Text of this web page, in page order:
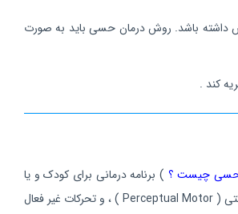
داشته باشد. روش درمان حسی باید به صورت
حسی چیست ؟ ) برنامه درمانی برای کودک و یا
بزرگسال مشخص می شود ، درمان ها برای بزرگسال و کودکان تا حدی تفاوت دارد، در بزرگسالان بیشتر استفاده از اتاق های چند حسی و ماساژ می باشد ولی در کودکان تمرینات درکی - حرکتی ( Perceptual Motor ) ، و تحرکات غیر فعال